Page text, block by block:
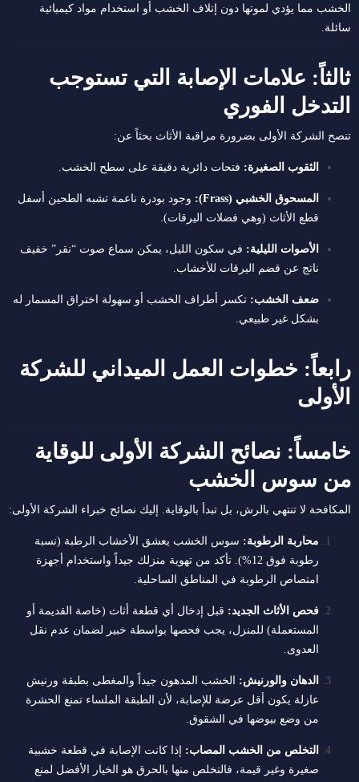
الخشب مما يؤدي لموتها دون إتلاف الخشب أو استخدام مواد كيميائية
سائلة.
ثالثاً: علامات الإصابة التي تستوجب
التدخل الفوري
تنصح الشركة الأولى بضرورة مراقبة الأثاث بحثاً عن:
الثقوب الصغيرة: فتحات دائرية دقيقة على سطح الخشب.
المسحوق الخشبي (Frass):
وجود بودرة ناعمة تشبه الطحين أسفل
قطع الأثاث (وهي فضلات اليرقات).
الأصوات الليلية: في سكون الليل، يمكن سماع صوت “نقر” خفيف
ناتج عن قضم اليرقات للأخشاب.
ضعف الخشب: تكسر أطراف الخشب أو سهولة اختراق المسمار له
بشكل غير طبيعي.
رابعاً: خطوات العمل الميداني للشركة
الأولى
خامساً: نصائح الشركة الأولى للوقاية
من سوس الخشب
المكافحة لا تنتهي بالرش، بل تبدأ بالوقاية. إليك نصائح خبراء الشركة الأولى:
محاربة الرطوبة: سوس الخشب يعشق الأخشاب الرطبة (نسبة
رطوبة فوق 12%).
تأكد من تهوية منزلك جيداً واستخدام أجهزة
امتصاص الرطوبة في المناطق الساحلية.
فحص الأثاث الجديد: قبل إدخال أي قطعة أثاث (خاصة القديمة أو
المستعملة) للمنزل، يجب فحصها بواسطة خبير لضمان عدم نقل
العدوى.
الدهان والورنيش: الخشب المدهون جيداً والمغطى بطبقة ورنيش
عازلة يكون أقل عرضة للإصابة، لأن الطبقة الملساء تمنع الحشرة
من وضع بيوضها في الشقوق.
التخلص من الخشب المصاب: إذا كانت الإصابة في قطعة خشبية
صغيرة وغير قيمة، فالتخلص منها بالحرق هو الخيار الأفضل لمنع